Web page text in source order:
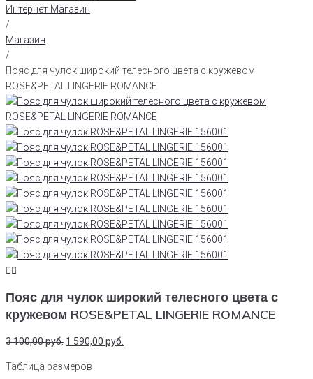
Интернет Магазин
/
Магазин
/
Пояс для чулок широкий телесного цвета с кружевом
ROSE&PETAL LINGERIE ROMANCE
Пояс для чулок широкий телесного цвета с
кружевом ROSE&PETAL LINGERIE ROMANCE
3 100,00руб. 1 590,00 руб.
Таблица размеров